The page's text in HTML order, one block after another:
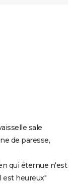
sale
de paresse,
qui éternue n'est
est heureux"